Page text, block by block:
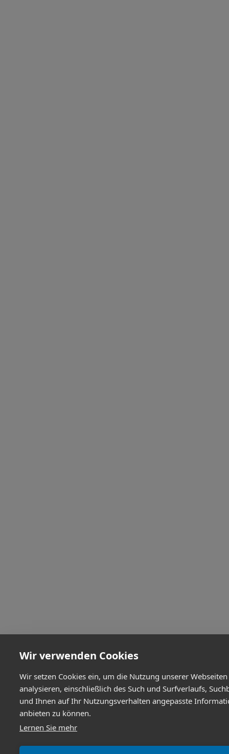
Wir verwenden Cookies
Wir setzen Cookies ein, um die Nutzung unserer
analysieren, einschließlich des Such und Surfverlaufs,
und Ihnen auf Ihr Nutzungsverhalten angepasste
anbieten zu können.
Lernen Sie mehr